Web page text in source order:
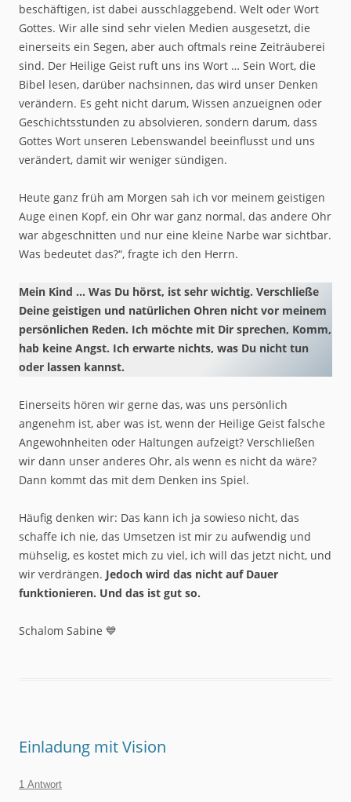
beschäftigen, ist dabei ausschlaggebend. Welt oder Wort
Gottes. Wir alle sind sehr vielen Medien ausgesetzt, die
einerseits ein Segen, aber auch oftmals reine Zeiträuberei
sind. Der Heilige Geist ruft uns ins Wort … Sein Wort, die
Bibel lesen, darüber nachsinnen, das wird unser Denken
verändern. Es geht nicht darum, Wissen anzueignen oder
Geschichtsstunden zu absolvieren, sondern darum, dass
Gottes Wort unseren Lebenswandel beeinflusst und uns
verändert, damit wir weniger sündigen.
Heute ganz früh am Morgen sah ich vor meinem geistigen
Auge einen Kopf, ein Ohr war ganz normal, das andere Ohr
war abgeschnitten und nur eine kleine Narbe war sichtbar.
Was bedeutet das?“, fragte ich den Herrn.
Mein Kind … Was Du hörst, ist sehr wichtig. Verschließe
Deine geistigen und natürlichen Ohren nicht vor meinem
persönlichen Reden. Ich möchte mit Dir sprechen, Komm,
hab keine Angst. Ich erwarte nichts, was Du nicht tun
oder lassen kannst.
Einerseits hören wir gerne das, was uns persönlich
angenehm ist, aber was ist, wenn der Heilige Geist falsche
Angewohnheiten oder Haltungen aufzeigt? Verschließen
wir dann unser anderes Ohr, als wenn es nicht da wäre?
Dann kommt das mit dem Denken ins Spiel.
Häufig denken wir: Das kann ich ja sowieso nicht, das
schaffe ich nie, das Umsetzen ist mir zu aufwendig und
mühselig, es kostet mich zu viel, ich will das jetzt nicht, und
wir verdrängen. Jedoch wird das nicht auf Dauer
funktionieren. Und das ist gut so.
Schalom Sabine 💙
Einladung mit Vision
1 Antwort